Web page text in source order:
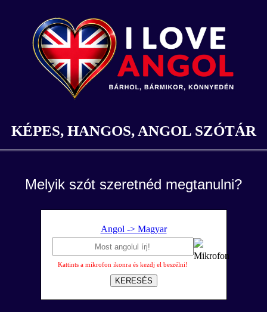
KÉPES, HANGOS, ANGOL SZÓTÁR
Melyik szót szeretnéd megtanulni?
Angol -> Magyar
Kattints a mikrofon ikonra és kezdj el beszélni!
KERESÉS